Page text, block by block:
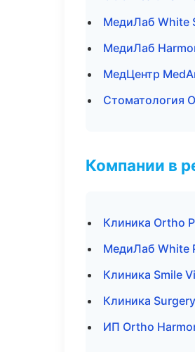
МедиЛаб White
МедиЛаб
МедЦентр
Стоматология
Компании в
Клиника Ortho
МедиЛаб White
Клиника Smile
Клиника
ИП Ortho